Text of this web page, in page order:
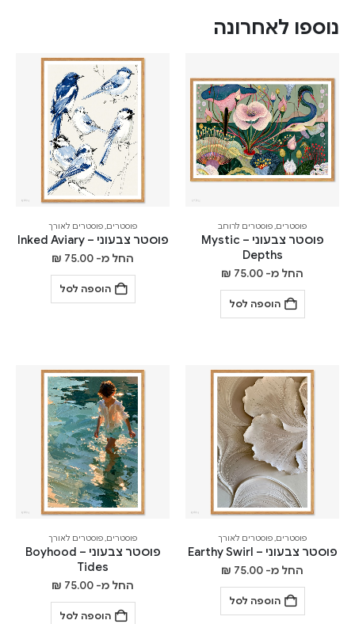
נוספו לאחרונה
פוסטרים,פוסטרים לרוחב
פוסטר צבעוני – Mystic
Depths
החל מ- ₪ 75.00
הוספה לסל
פוסטרים,פוסטרים לאורך
פוסטר צבעוני – Inked Aviary
החל מ- ₪ 75.00
הוספה לסל
פוסטרים,פוסטרים לאורך
פוסטר צבעוני – Earthy Swirl
החל מ- ₪ 75.00
הוספה לסל
פוסטרים,פוסטרים לאורך
פוסטר צבעוני – Boyhood
Tides
החל מ- ₪ 75.00
הוספה לסל